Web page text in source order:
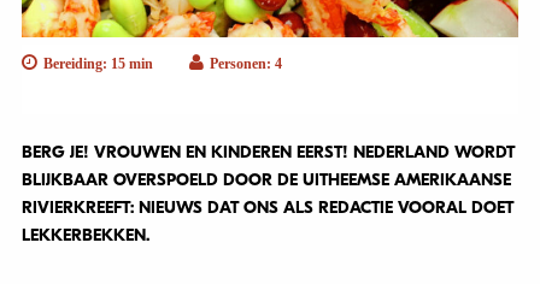
Bereiding: 15 min Personen: 4
BERG JE! VROUWEN EN KINDEREN EERST! NEDERLAND WORDT
BLIJKBAAR OVERSPOELD DOOR DE UITHEEMSE AMERIKAANSE
RIVIERKREEFT: NIEUWS DAT ONS ALS REDACTIE VOORAL DOET
LEKKERBEKKEN.